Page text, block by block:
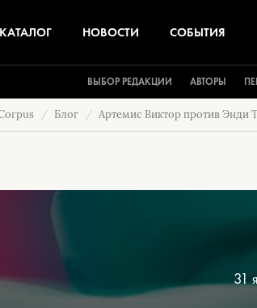
КАТАЛОГ НОВОСТИ СОБЫТИЯ
ВЫБОР РЕДАКЦИИ АВТОРЫ
Блог Артемис Виктор против Энди
31